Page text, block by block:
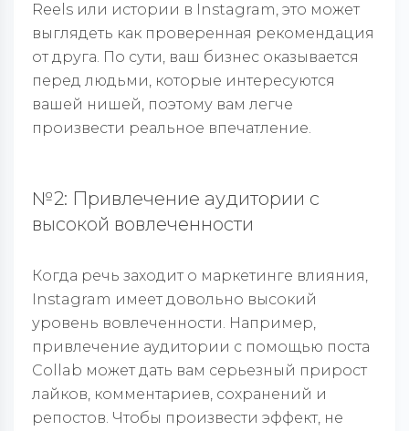
Reels или истории в Instagram, это может
выглядеть как проверенная рекомендация
от друга. По сути, ваш бизнес оказывается
перед людьми, которые интересуются
вашей нишей, поэтому вам легче
произвести реальное впечатление.
№2: Привлечение аудитории с
высокой вовлеченности
Когда речь заходит о маркетинге влияния,
Instagram имеет довольно высокий
уровень вовлеченности. Например,
привлечение аудитории с помощью поста
Collab может дать вам серьезный прирост
лайков, комментариев, сохранений и
репостов. Чтобы произвести эффект, не